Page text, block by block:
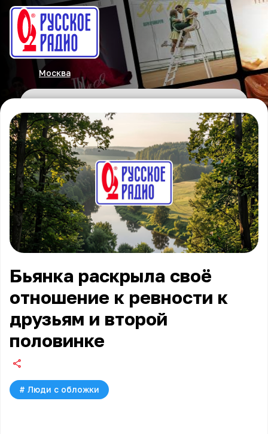
Москва
Бьянка раскрыла своё
отношение к ревности к
друзьям и второй
половинке
# Люди с обложки